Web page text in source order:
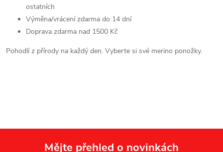
ostatních
Výměna/vrácení zdarma do 14 dní
Doprava zdarma nad 1500 Kč
Pohodlí z přírody na každý den. Vyberte si své merino ponožky.
Mějte přehled o novinkách